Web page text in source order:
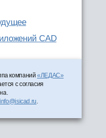
CAD
компаний«ЛЕДАС»
с согласия
info@isicad.ru.